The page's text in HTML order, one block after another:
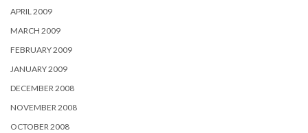
APRIL 2009
MARCH 2009
FEBRUARY 2009
JANUARY 2009
DECEMBER 2008
NOVEMBER 2008
OCTOBER 2008